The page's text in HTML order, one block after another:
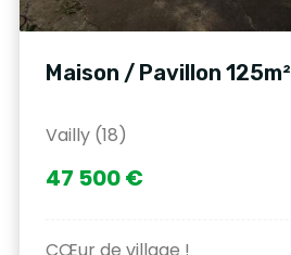
Maison / Pavillon 125m²
Vailly (18)
47 500 €